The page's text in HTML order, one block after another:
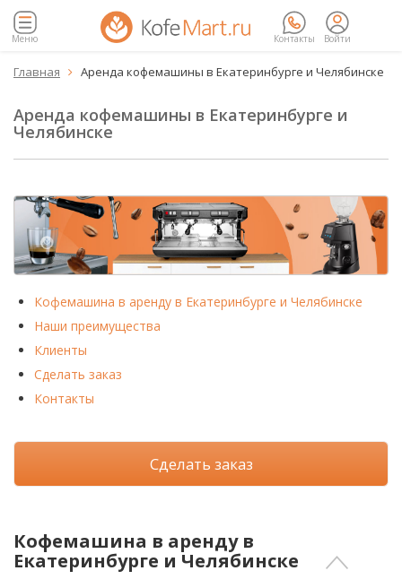
Меню Контакты Войти
Главная  Аренда кофемашины в Екатеринбурге и Челябинске
Аренда кофемашины в Екатеринбурге и
Челябинске
Кофемашина в аренду в Екатеринбурге и Челябинске
Наши преимущества
Клиенты
Сделать заказ
Контакты
Сделать заказ
Кофемашина в аренду в
Екатеринбурге и Челябинске